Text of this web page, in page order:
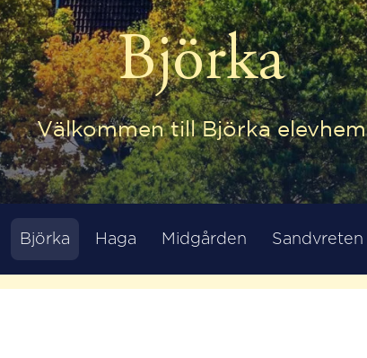
Björka
Välkommen till Björka elevhem
Björka Haga Midgården Sandvreten